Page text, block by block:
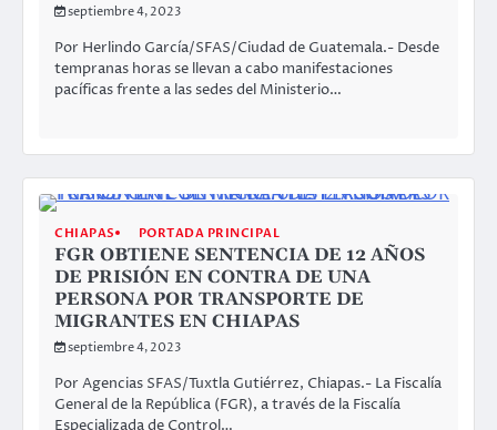
septiembre 4, 2023
Por Herlindo García/SFAS/Ciudad de Guatemala.- Desde
tempranas horas se llevan a cabo manifestaciones
pacíficas frente a las sedes del Ministerio…
CHIAPAS PORTADA PRINCIPAL
FGR OBTIENE SENTENCIA DE 12 AÑOS
DE PRISIÓN EN CONTRA DE UNA
PERSONA POR TRANSPORTE DE
MIGRANTES EN CHIAPAS
septiembre 4, 2023
Por Agencias SFAS/Tuxtla Gutiérrez, Chiapas.- La Fiscalía
General de la República (FGR), a través de la Fiscalía
Especializada de Control…